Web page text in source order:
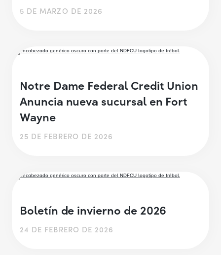
5 DE MARZO DE 2026
Notre Dame Federal Credit Union
Anuncia nueva sucursal en Fort
Wayne
25 DE FEBRERO DE 2026
Boletín de invierno de 2026
24 DE FEBRERO DE 2026